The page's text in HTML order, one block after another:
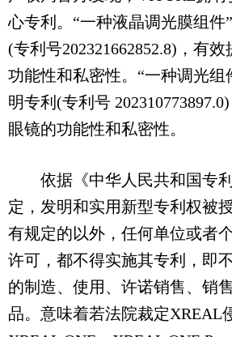
心专利。“一种液晶调光膜组件
(专利号202321662852.8)，有
功能性和私密性。“一种调光组
明专利(专利号
眼镜的功能性和私密性。
依据《中华人民共和国专利
定，发明和实用新型专利权被
有规定的以外，任何单位或者
许可，都不得实施其专利，即
的制造、使用、许诺销售、销
品。意味着若法院裁定XREAL